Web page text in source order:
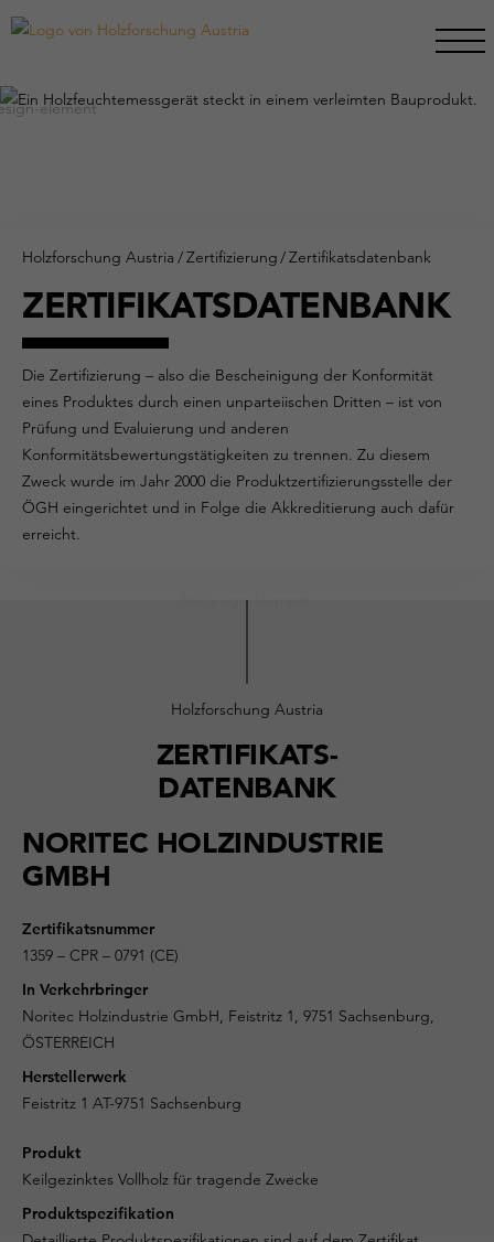
Holzforschung Austria /Zertifizierung/Zertifikatsdatenbank
ZERTIFIKATSDATENBANK
Die Zertifizierung – also die Bescheinigung der Konformität
eines Produktes durch einen unparteiischen Dritten – ist von
Prüfung und Evaluierung und anderen
Konformitätsbewertungstätigkeiten zu trennen. Zu diesem
Zweck wurde im Jahr 2000 die Produktzertifizierungsstelle der
ÖGH eingerichtet und in Folge die Akkreditierung auch dafür
erreicht.
Holzforschung Austria
ZERTIFIKATS-
DATENBANK
NORITEC HOLZINDUSTRIE
GMBH
Zertifikatsnummer
1359 – CPR – 0791 (CE)
In Verkehrbringer
Noritec Holzindustrie GmbH, Feistritz 1, 9751 Sachsenburg,
ÖSTERREICH
Herstellerwerk
Feistritz 1 AT-9751 Sachsenburg
Produkt
Keilgezinktes Vollholz für tragende Zwecke
Produktspezifikation